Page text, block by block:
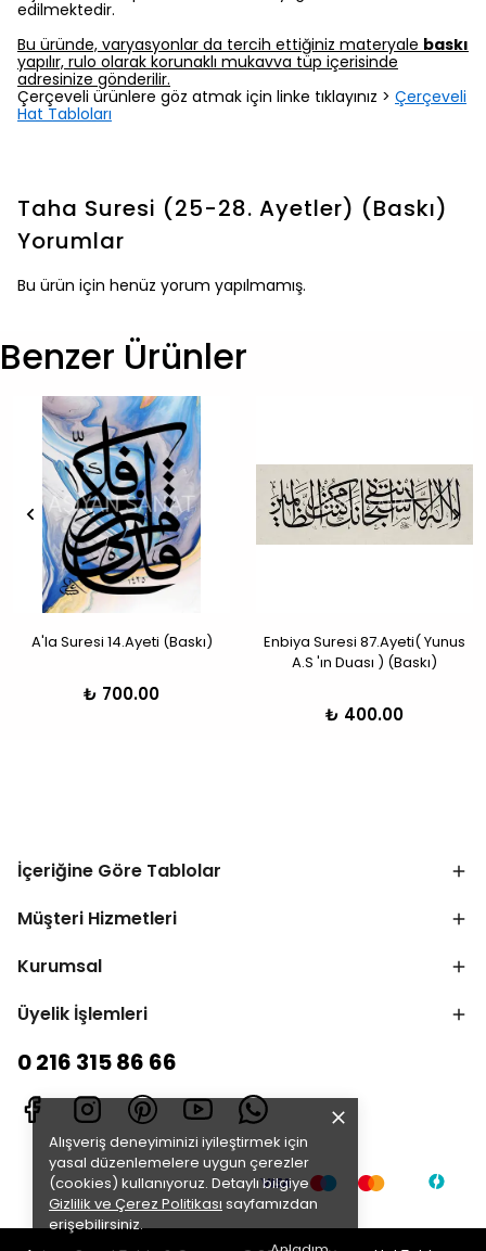
Alışveriş deneyiminizi iyileştirmek için
yasal düzenlemelere uygun çerezler
(cookies) kullanıyoruz. Detaylı bilgiye
Gizlilik ve Çerez Politikası sayfamızdan
erişebilirsiniz.
edilmektedir.
Bu üründe, varyasyonlar da tercih ettiğiniz materyale baskı
yapılır, rulo olarak korunaklı mukavva tüp içerisinde
adresinize gönderilir.
Çerçeveli ürünlere göz atmak için linke tıklayınız > Çerçeveli
Hat Tabloları
Taha Suresi (25-28. Ayetler) (Baskı)
Yorumlar
Bu ürün için henüz yorum yapılmamış.
Benzer Ürünler
A'la Suresi 14.Ayeti (Baskı)
₺ 700.00
Enbiya Suresi 87.Ayeti( Yunus
A.S 'ın Duası ) (Baskı)
₺ 400.00
İçeriğine Göre Tablolar
Müşteri Hizmetleri
Kurumsal
Üyelik İşlemleri
0 216 315 86 66